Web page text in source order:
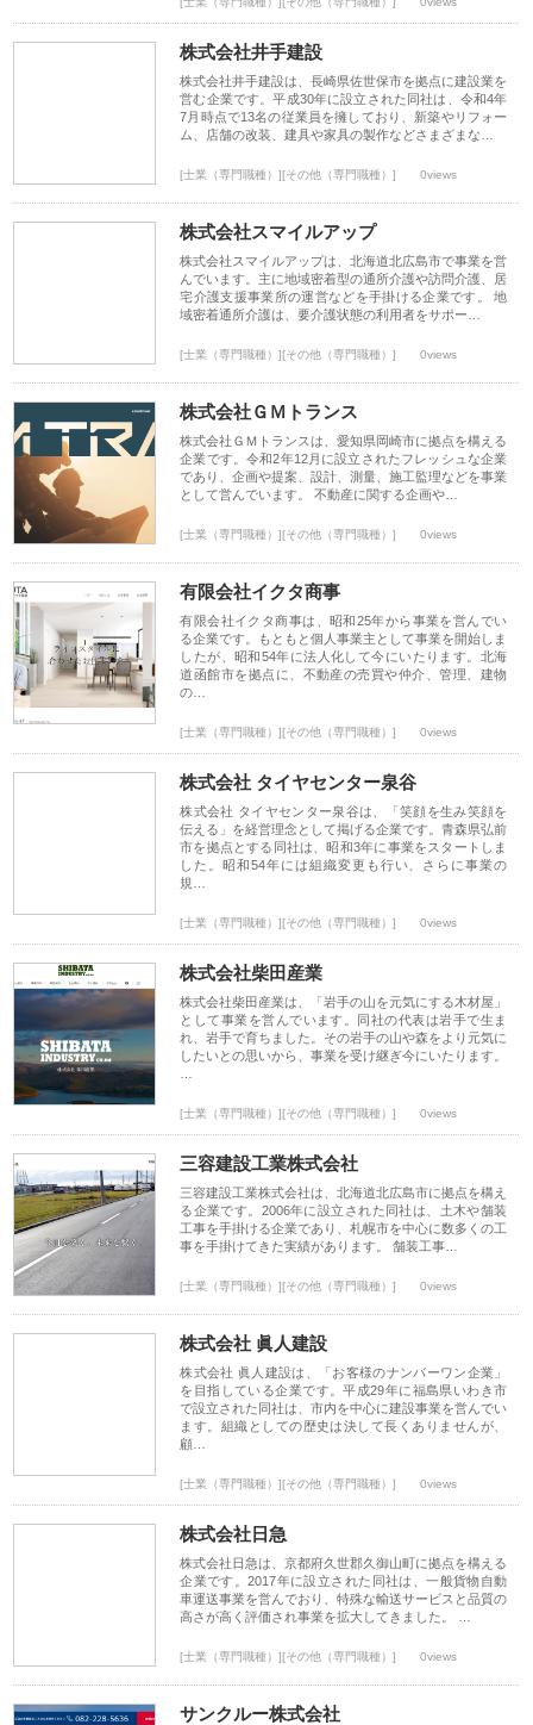
株式会社井手建設
株式会社井手建設は、長崎県佐世保市を拠点に建設業を
営む企業です。平成30年に設立された同社は、令和4年
7月時点で13名の従業員を擁しており、新築やリフォー
ム、店舗の改装、建具や家具の製作などさまざまな…
[士業（専門職種）][その他（専門職種）] 0views
株式会社スマイルアップ
株式会社スマイルアップは、北海道北広島市で事業を営
んでいます。主に地域密着型の通所介護や訪問介護、居
宅介護支援事業所の運営などを手掛ける企業です。 地
域密着通所介護は、要介護状態の利用者をサポー…
[士業（専門職種）][その他（専門職種）] 0views
株式会社ＧＭトランス
株式会社ＧＭトランスは、愛知県岡崎市に拠点を構える
企業です。令和2年12月に設立されたフレッシュな企業
であり、企画や提案、設計、測量、施工監理などを事業
として営んでいます。 不動産に関する企画や…
[士業（専門職種）][その他（専門職種）] 0views
有限会社イクタ商事
有限会社イクタ商事は、昭和25年から事業を営んでい
る企業です。もともと個人事業主として事業を開始しま
したが、昭和54年に法人化して今にいたります。北海
道函館市を拠点に、不動産の売買や仲介、管理、建物
の…
[士業（専門職種）][その他（専門職種）] 0views
株式会社 タイヤセンター泉谷
株式会社 タイヤセンター泉谷は、「笑顔を生み笑顔を
伝える」を経営理念として掲げる企業です。青森県弘前
市を拠点とする同社は、昭和3年に事業をスタートしま
した。昭和54年には組織変更も行い、さらに事業の
規…
[士業（専門職種）][その他（専門職種）] 0views
株式会社柴田産業
株式会社柴田産業は、「岩手の山を元気にする木材屋」
として事業を営んでいます。同社の代表は岩手で生ま
れ、岩手で育ちました。その岩手の山や森をより元気に
したいとの思いから、事業を受け継ぎ今にいたります。
[士業（専門職種）][その他（専門職種）] 0views
三容建設工業株式会社
三容建設工業株式会社は、北海道北広島市に拠点を構え
る企業です。2006年に設立された同社は、土木や舗装
工事を手掛ける企業であり、札幌市を中心に数多くの工
事を手掛けてきた実績があります。 舗装工事…
[士業（専門職種）][その他（専門職種）] 0views
株式会社 眞人建設
株式会社 眞人建設は、「お客様のナンバーワン企業」
を目指している企業です。平成29年に福島県いわき市
で設立された同社は、市内を中心に建設事業を営んでい
ます。組織としての歴史は決して長くありませんが、
顧…
[士業（専門職種）][その他（専門職種）] 0views
株式会社日急
株式会社日急は、京都府久世郡久御山町に拠点を構える
企業です。2017年に設立された同社は、一般貨物自動
車運送事業を営んでおり、特殊な輸送サービスと品質の
高さが高く評価され事業を拡大してきました。 …
[士業（専門職種）][その他（専門職種）] 0views
サンクルー株式会社